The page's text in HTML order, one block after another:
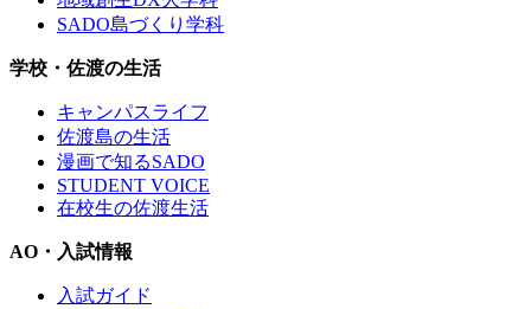
SADO島づくり学科
学校・佐渡の生活
キャンパスライフ
佐渡島の生活
漫画で知るSADO
STUDENT VOICE
在校生の佐渡生活
AO・入試情報
入試ガイド